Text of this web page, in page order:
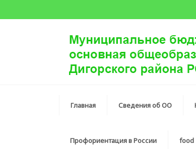
Главная Сведения об ОО
Профориентация в России food